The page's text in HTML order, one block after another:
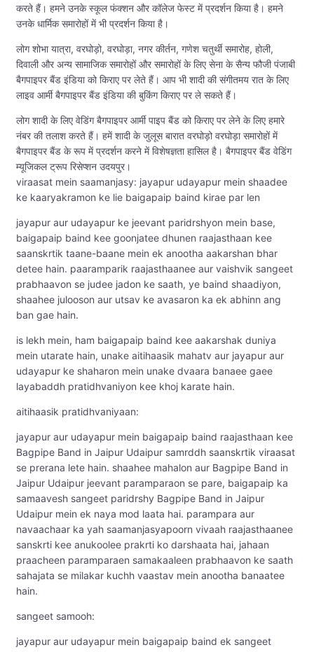
करते हैं। हमने उनके स्कूल फंक्शन और कॉलेज फेस्ट में प्रदर्शन किया है। हमने
उनके धार्मिक समारोहों में भी प्रदर्शन किया है।
लोग शोभा यात्रा, वरघोड़ो, वरघोड़ा, नगर कीर्तन, गणेश चतुर्थी समारोह, होली,
दिवाली और अन्य सामाजिक समारोहों और समारोहों के लिए सेना के सैन्य फौजी पंजाबी
बैगपाइपर बैंड इंडिया को किराए पर लेते हैं। आप भी शादी की संगीतमय रात के लिए
लाइव आर्मी बैगपाइपर बैंड इंडिया की बुकिंग किराए पर ले सकते हैं।
लोग शादी के लिए वेडिंग बैगपाइपर आर्मी पाइप बैंड को किराए पर लेने के लिए हमारे
नंबर की तलाश करते हैं। हमें शादी के जुलूस बारात वरघोड़ो वरघोड़ा समारोहों में
बैगपाइपर बैंड के रूप में प्रदर्शन करने में विशेषज्ञता हासिल है। बैगपाइपर बैंड वेडिंग
म्यूजिकल ट्रूप रिसेप्शन उदयपुर।
viraasat mein saamanjasy: jayapur udayapur mein shaadee
ke kaaryakramon ke lie baigapaip baind kirae par len
jayapur aur udayapur ke jeevant paridrshyon mein base,
baigapaip baind kee goonjatee dhunen raajasthaan kee
saanskrtik taane-baane mein ek anootha aakarshan bhar
detee hain. paaramparik raajasthaanee aur vaishvik sangeet
prabhaavon se judee jadon ke saath, ye baind shaadiyon,
shaahee julooson aur utsav ke avasaron ka ek abhinn ang
ban gae hain.
is lekh mein, ham baigapaip baind kee aakarshak duniya
mein utarate hain, unake aitihaasik mahatv aur jayapur aur
udayapur ke shaharon mein unake dvaara banaee gaee
layabaddh pratidhvaniyon kee khoj karate hain.
aitihaasik pratidhvaniyaan:
jayapur aur udayapur mein baigapaip baind raajasthaan kee
Bagpipe Band in Jaipur Udaipur samrddh saanskrtik viraasat
se prerana lete hain. shaahee mahalon aur Bagpipe Band in
Jaipur Udaipur jeevant paramparaon se pare, baigapaip ka
samaavesh sangeet paridrshy Bagpipe Band in Jaipur
Udaipur mein ek naya mod laata hai. parampara aur
navaachaar ka yah saamanjasyapoorn vivaah raajasthaanee
sanskrti kee anukoolee prakrti ko darshaata hai, jahaan
praacheen paramparaen samakaaleen prabhaavon ke saath
sahajata se milakar kuchh vaastav mein anootha banaatee
hain.
sangeet samooh:
jayapur aur udayapur mein baigapaip baind ek sangeet